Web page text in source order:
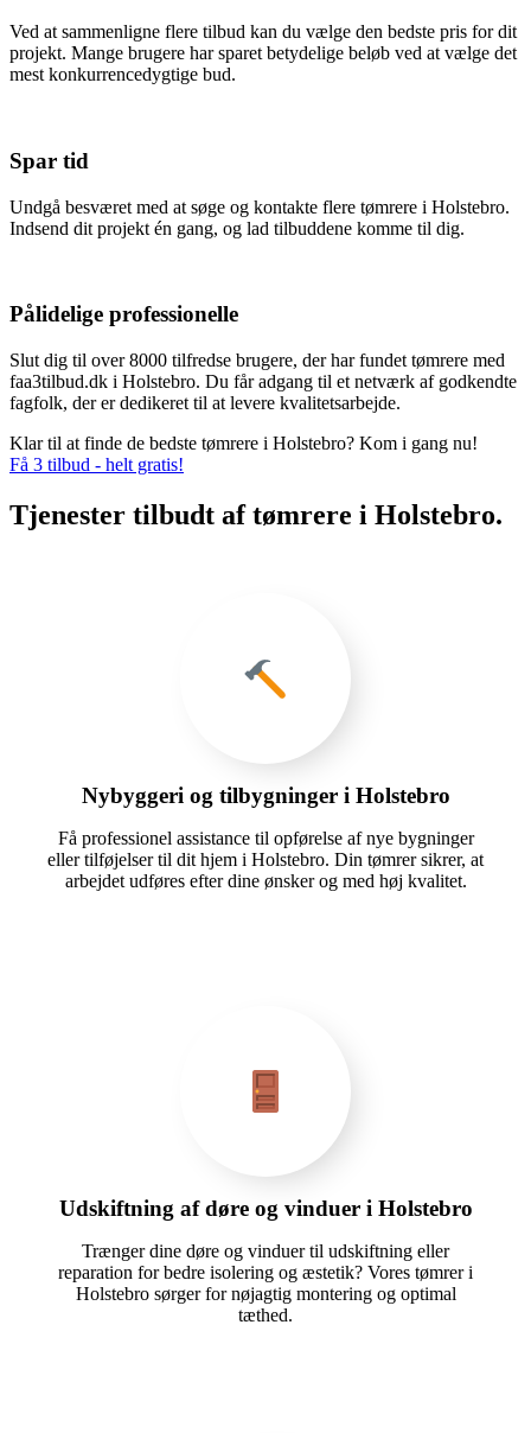
Ved at sammenligne flere tilbud kan du vælge den bedste pris for dit
projekt. Mange brugere har sparet betydelige beløb ved at vælge det
mest konkurrencedygtige bud.
Spar tid
Undgå besværet med at søge og kontakte flere tømrere i Holstebro.
Indsend dit projekt én gang, og lad tilbuddene komme til dig.
Pålidelige professionelle
Slut dig til over 8000 tilfredse brugere, der har fundet tømrere med
faa3tilbud.dk i Holstebro. Du får adgang til et netværk af godkendte
fagfolk, der er dedikeret til at levere kvalitetsarbejde.
Klar til at finde de bedste tømrere i Holstebro? Kom i gang nu!
Få 3 tilbud - helt gratis!
Tjenester tilbudt af tømrere i Holstebro.
Nybyggeri og tilbygninger i Holstebro
Få professionel assistance til opførelse af nye bygninger
eller tilføjelser til dit hjem i Holstebro. Din tømrer sikrer, at
arbejdet udføres efter dine ønsker og med høj kvalitet.
Udskiftning af døre og vinduer i Holstebro
Trænger dine døre og vinduer til udskiftning eller
reparation for bedre isolering og æstetik? Vores tømrer i
Holstebro sørger for nøjagtig montering og optimal
tæthed.